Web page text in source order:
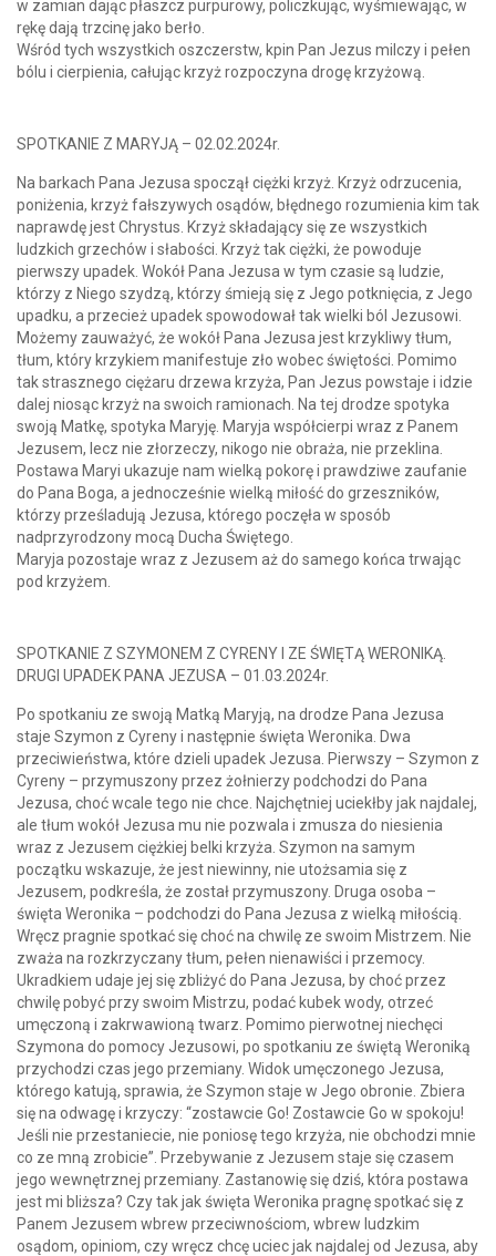
w zamian dając płaszcz purpurowy, policzkując, wyśmiewając, w
rękę dają trzcinę jako berło.
Wśród tych wszystkich oszczerstw, kpin Pan Jezus milczy i pełen
bólu i cierpienia, całując krzyż rozpoczyna drogę krzyżową.
SPOTKANIE Z MARYJĄ – 02.02.2024r.
Na barkach Pana Jezusa spoczął ciężki krzyż. Krzyż odrzucenia,
poniżenia, krzyż fałszywych osądów, błędnego rozumienia kim tak
naprawdę jest Chrystus. Krzyż składający się ze wszystkich
ludzkich grzechów i słabości. Krzyż tak ciężki, że powoduje
pierwszy upadek. Wokół Pana Jezusa w tym czasie są ludzie,
którzy z Niego szydzą, którzy śmieją się z Jego potknięcia, z Jego
upadku, a przecież upadek spowodował tak wielki ból Jezusowi.
Możemy zauważyć, że wokół Pana Jezusa jest krzykliwy tłum,
tłum, który krzykiem manifestuje zło wobec świętości. Pomimo
tak strasznego ciężaru drzewa krzyża, Pan Jezus powstaje i idzie
dalej niosąc krzyż na swoich ramionach. Na tej drodze spotyka
swoją Matkę, spotyka Maryję. Maryja współcierpi wraz z Panem
Jezusem, lecz nie złorzeczy, nikogo nie obraża, nie przeklina.
Postawa Maryi ukazuje nam wielką pokorę i prawdziwe zaufanie
do Pana Boga, a jednocześnie wielką miłość do grzeszników,
którzy prześladują Jezusa, którego poczęła w sposób
nadprzyrodzony mocą Ducha Świętego.
Maryja pozostaje wraz z Jezusem aż do samego końca trwając
pod krzyżem.
SPOTKANIE Z SZYMONEM Z CYRENY I ZE ŚWIĘTĄ WERONIKĄ.
DRUGI UPADEK PANA JEZUSA – 01.03.2024r.
Po spotkaniu ze swoją Matką Maryją, na drodze Pana Jezusa
staje Szymon z Cyreny i następnie święta Weronika. Dwa
przeciwieństwa, które dzieli upadek Jezusa. Pierwszy – Szymon z
Cyreny – przymuszony przez żołnierzy podchodzi do Pana
Jezusa, choć wcale tego nie chce. Najchętniej uciekłby jak najdalej,
ale tłum wokół Jezusa mu nie pozwala i zmusza do niesienia
wraz z Jezusem ciężkiej belki krzyża. Szymon na samym
początku wskazuje, że jest niewinny, nie utożsamia się z
Jezusem, podkreśla, że został przymuszony. Druga osoba –
święta Weronika – podchodzi do Pana Jezusa z wielką miłością.
Wręcz pragnie spotkać się choć na chwilę ze swoim Mistrzem. Nie
zważa na rozkrzyczany tłum, pełen nienawiści i przemocy.
Ukradkiem udaje jej się zbliżyć do Pana Jezusa, by choć przez
chwilę pobyć przy swoim Mistrzu, podać kubek wody, otrzeć
umęczoną i zakrwawioną twarz. Pomimo pierwotnej niechęci
Szymona do pomocy Jezusowi, po spotkaniu ze świętą Weroniką
przychodzi czas jego przemiany. Widok umęczonego Jezusa,
którego katują, sprawia, że Szymon staje w Jego obronie. Zbiera
się na odwagę i krzyczy: “zostawcie Go! Zostawcie Go w spokoju!
Jeśli nie przestaniecie, nie poniosę tego krzyża, nie obchodzi mnie
co ze mną zrobicie”. Przebywanie z Jezusem staje się czasem
jego wewnętrznej przemiany. Zastanowię się dziś, która postawa
jest mi bliższa? Czy tak jak święta Weronika pragnę spotkać się z
Panem Jezusem wbrew przeciwnościom, wbrew ludzkim
osądom, opiniom, czy wręcz chcę uciec jak najdalej od Jezusa, aby